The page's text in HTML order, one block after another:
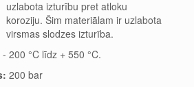
uzlabota izturību pret atloku
koroziju. Šim materiālam ir uzlabota
virsmas slodzes izturība.
- 200 °C līdz + 550 °C.
200 bar